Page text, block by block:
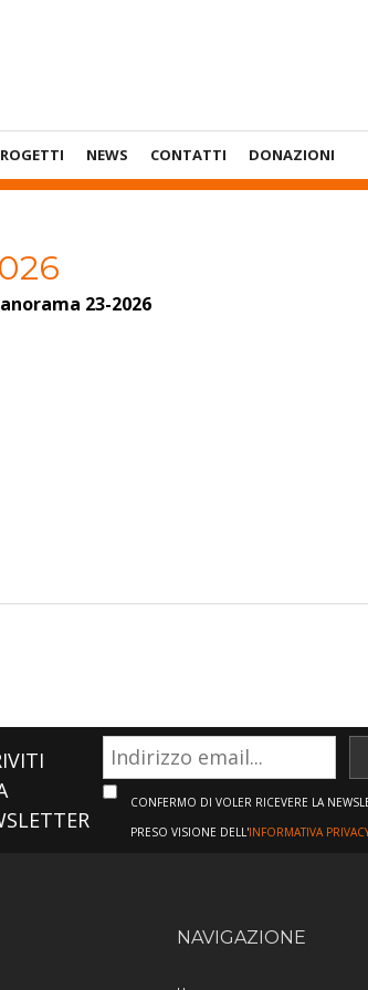
NEWS CONTATTI DONAZIONI
23-2026
CONFERMO DI VOLER RICEVERE LA
PRESO VISIONE DELL'INFORMATIVA
NAVIGAZIONE